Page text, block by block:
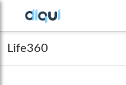
Life360